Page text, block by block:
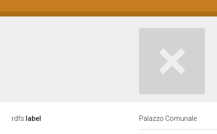
rdfs: label Palazzo Comunale